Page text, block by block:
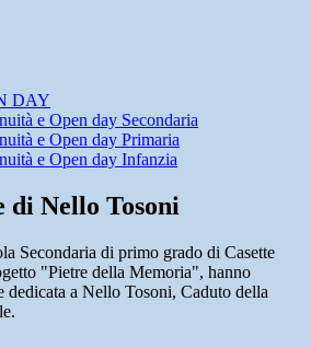
DAY
e Open day Secondaria
e Open day Primaria
e Open day Infanzia
di Nello Tosoni
Secondaria di primo grado di Casette
"Pietre della Memoria", hanno
dedicata a Nello Tosoni, Caduto della